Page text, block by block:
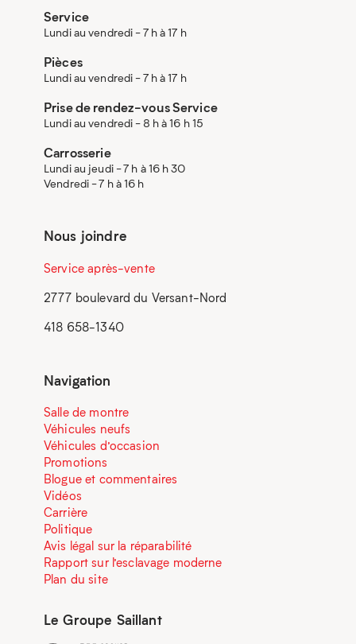
Service
Lundi au vendredi - 7 h à 17 h
Pièces
Lundi au vendredi - 7 h à 17 h
Prise de rendez-vous Service
Lundi au vendredi - 8 h à 16 h 15
Carrosserie
Lundi au jeudi - 7 h à 16 h 30
Vendredi - 7 h à 16 h
Nous joindre
Service après-vente
2777 boulevard du Versant-Nord
418 658-1340
Navigation
Salle de montre
Véhicules neufs
Véhicules d’occasion
Promotions
Blogue et commentaires
Vidéos
Carrière
Politique
Avis légal sur la réparabilité
Rapport sur l’esclavage moderne
Plan du site
Le Groupe Saillant